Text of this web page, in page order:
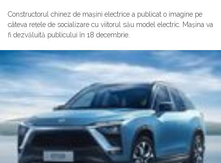
Constructorul chinez de mașini electrice a publicat o imagine pe
câteva rețele de socializare cu viitorul său model electric. Mașina va
fi dezvăluită publicului în 18 decembrie.